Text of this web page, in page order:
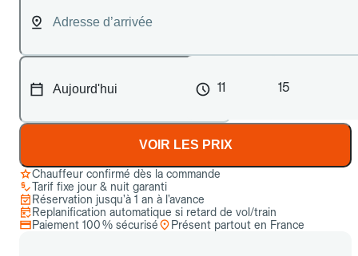
11 15
VOIR LES PRIX
Chauffeur confirmé dès la commande
Tarif fixe jour & nuit garanti
Réservation jusqu’à 1 an à l’avance
Replanification automatique si retard de vol/train
Paiement 100 % sécurisé
Présent partout en France